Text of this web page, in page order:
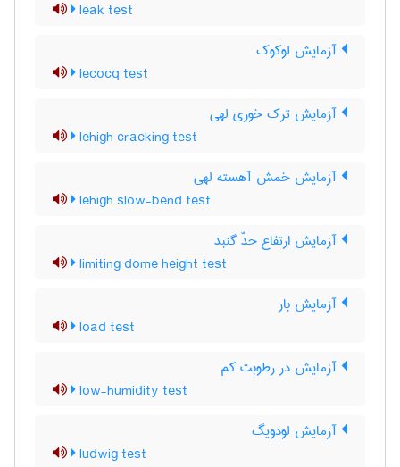
leak test
آزمایش لوکوک
lecocq test
آزمایش ترک خوری لهی
lehigh cracking test
آزمایش خمش آهسته لهی
lehigh slow-bend test
آزمایش ارتفاع حدّ گنبد
limiting dome height test
آزمایش بار
load test
آزمایش در رطوبت کم
low-humidity test
آزمایش لودویگ
ludwig test